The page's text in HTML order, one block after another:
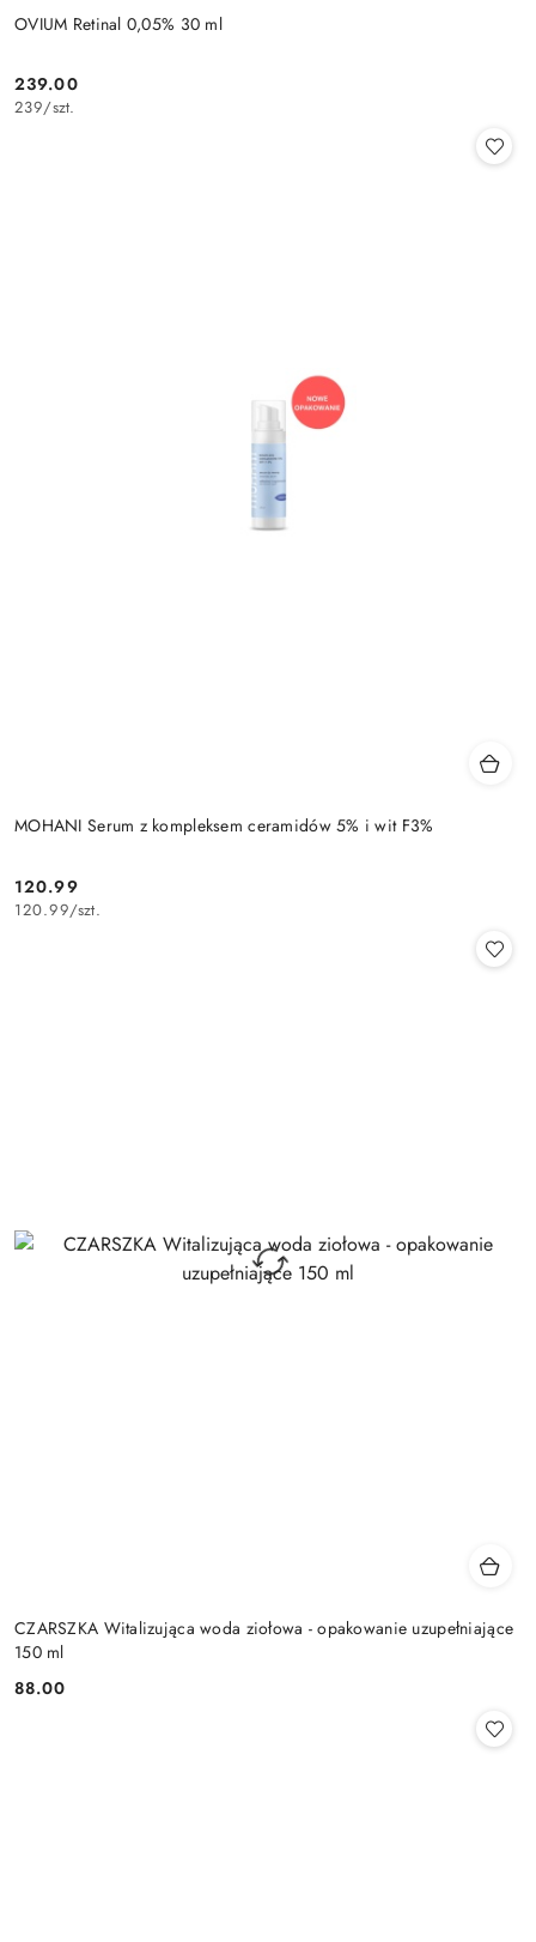
OVIUM Retinal 0,05% 30 ml
Cena:
239.00
239/szt.
MOHANI Serum z kompleksem ceramidów 5% i wit F3%
Cena:
120.99
120.99/szt.
CZARSZKA Witalizująca woda ziołowa - opakowanie uzupełniające
150 ml
Cena:
88.00